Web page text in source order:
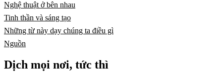
Nghệ thuật ở bên nhau
Tinh thần và sáng tạo
Những từ này dạy chúng ta điều gì
Nguồn
Dịch mọi nơi, tức thì